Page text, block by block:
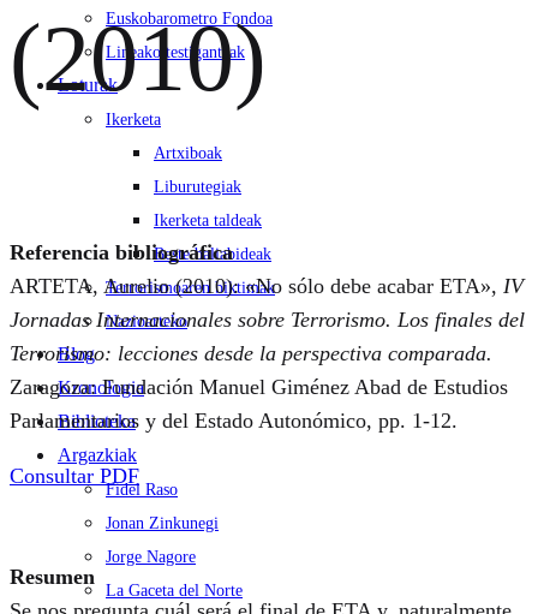
Euskobarometro Fondoa
Lineako testigantzak
Loturak
Ikerketa
Artxiboak
Liburutegiak
Ikerketa taldeak
Beste baliabideak
Terrorismoaren biktimak
Nazioarteko
Blog
Kronologia
Biblioteka
Argazkiak
Fidel Raso
Jonan Zinkunegi
Jorge Nagore
La Gaceta del Norte
(2010)
Referencia bibliográfica
ARTETA, Aurelio (2010): «No sólo debe acabar ETA», IV
Jornadas Internacionales sobre Terrorismo. Los finales del
Terrorismo: lecciones desde la perspectiva comparada.
Zaragoza: Fundación Manuel Giménez Abad de Estudios
Parlamentarios y del Estado Autonómico, pp. 1-12.
Consultar PDF
Resumen